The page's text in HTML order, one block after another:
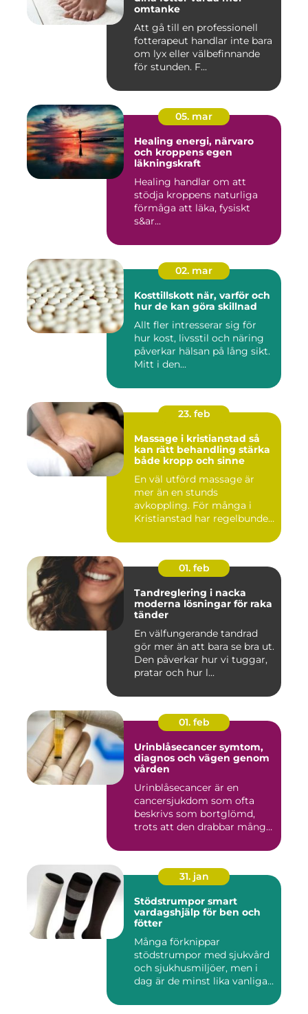
omtanke
Att gå till en professionell
fotterapeut handlar inte bara
om lyx eller välbefinnande
för stunden. F...
05. mar
Healing energi, närvaro
och kroppens egen
läkningskraft
Healing handlar om att
stödja kroppens naturliga
förmåga att läka, fysiskt
s&ar...
02. mar
Kosttillskott när, varför och
hur de kan göra skillnad
Allt fler intresserar sig för
hur kost, livsstil och näring
påverkar hälsan på lång sikt.
Mitt i den...
23. feb
Massage i kristianstad så
kan rätt behandling stärka
både kropp och sinne
En väl utförd massage är
mer än en stunds
avkoppling. För många i
Kristianstad har regelbunden
01. feb
Tandreglering i nacka
moderna lösningar för raka
tänder
En välfungerande tandrad
gör mer än att bara se bra ut.
Den påverkar hur vi tuggar,
pratar och hur l...
01. feb
Urinblåsecancer symtom,
diagnos och vägen genom
vården
Urinblåsecancer är en
cancersjukdom som ofta
beskrivs som bortglömd,
trots att den drabbar många
31. jan
Stödstrumpor smart
vardagshjälp för ben och
fötter
Många förknippar
stödstrumpor med sjukvård
och sjukhusmiljöer, men i
dag är de minst lika vanliga